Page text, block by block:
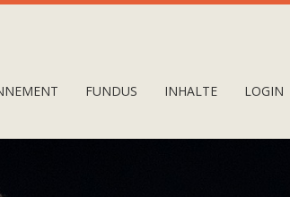
FUNDUS INHALTE LOGIN